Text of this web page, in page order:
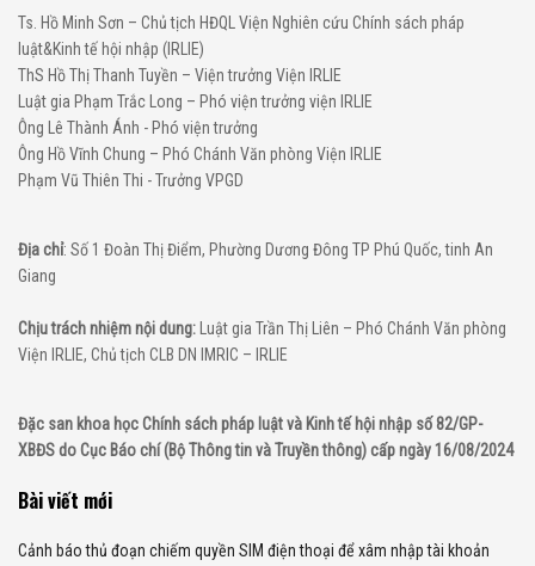
Ts. Hồ Minh Sơn – Chủ tịch HĐQL Viện Nghiên cứu Chính sách pháp
luật&Kinh tế hội nhập (IRLIE)
ThS Hồ Thị Thanh Tuyền – Viện trưởng Viện IRLIE
Luật gia Phạm Trắc Long – Phó viện trưởng viện IRLIE
Ông Lê Thành Ánh - Phó viện trưởng
Ông Hồ Vĩnh Chung – Phó Chánh Văn phòng Viện IRLIE
Phạm Vũ Thiên Thi - Trưởng VPGD
Địa chỉ: Số 1 Đoàn Thị Điểm, Phường Dương Đông TP Phú Quốc, tinh An
Giang
Chịu trách nhiệm nội dung: Luật gia Trần Thị Liên – Phó Chánh Văn phòng
Viện IRLIE, Chủ tịch CLB DN IMRIC – IRLIE
Đặc san khoa học Chính sách pháp luật và Kinh tế hội nhập số 82/GP-
XBĐS do Cục Báo chí (Bộ Thông tin và Truyền thông) cấp ngày 16/08/2024
Bài viết mới
Cảnh báo thủ đoạn chiếm quyền SIM điện thoại để xâm nhập tài khoản